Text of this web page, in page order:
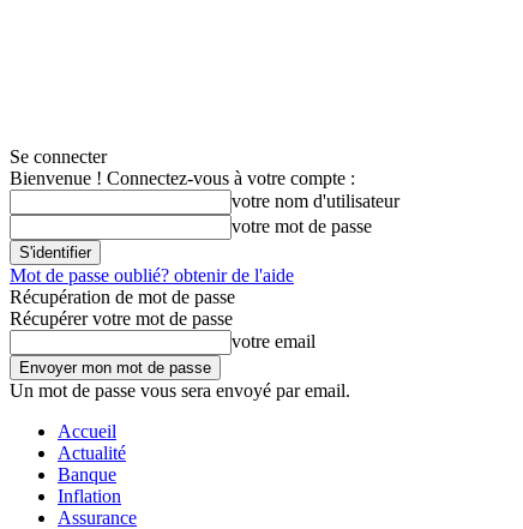
Se connecter
Bienvenue ! Connectez-vous à votre compte :
votre nom d'utilisateur
votre mot de passe
Mot de passe oublié? obtenir de l'aide
Récupération de mot de passe
Récupérer votre mot de passe
votre email
Un mot de passe vous sera envoyé par email.
Accueil
Actualité
Banque
Inflation
Assurance